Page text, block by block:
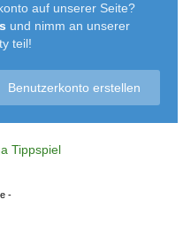
auf unserer Seite?
und nimm an unserer
teil!
Benutzerkonto erstellen
Tippspiel